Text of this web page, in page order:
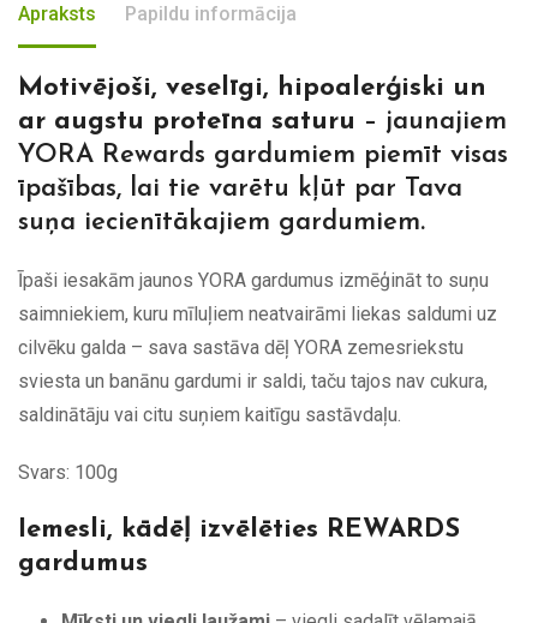
Apraksts Papildu informācija
Motivējoši, veselīgi, hipoalerģiski un
ar augstu proteīna saturu – jaunajiem
YORA Rewards gardumiem piemīt visas
īpašības, lai tie varētu kļūt par Tava
suņa iecienītākajiem gardumiem.
Īpaši iesakām jaunos YORA gardumus izmēģināt to suņu
saimniekiem, kuru mīluļiem neatvairāmi liekas saldumi uz
cilvēku galda – sava sastāva dēļ YORA zemesriekstu
sviesta un banānu gardumi ir saldi, taču tajos nav cukura,
saldinātāju vai citu suņiem kaitīgu sastāvdaļu.
Svars: 100g
Iemesli, kādēļ izvēlēties REWARDS
gardumus